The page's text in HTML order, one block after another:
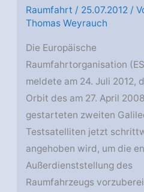
Raumfahrt / 25.07.2012 /
Thomas Weyrauch
Die Europäische
Raumfahrtorganisation
meldete am 24. Juli 2012,
Orbit des am 27. April 2008
gestarteten zweiten
Testsatelliten jetzt
angehoben wird, um die
Außerdienststellung des
Raumfahrzeugs